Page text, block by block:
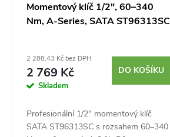
Momentový klíč 1/2", 60–340
Nm, A-Series, SATA ST96313SC
2 288,43 Kč bez DPH
2 769 Kč
Skladem
DO KOŠÍKU
Profesionální 1/2" momentový klíč
SATA ST96313SC s rozsahem 60–340